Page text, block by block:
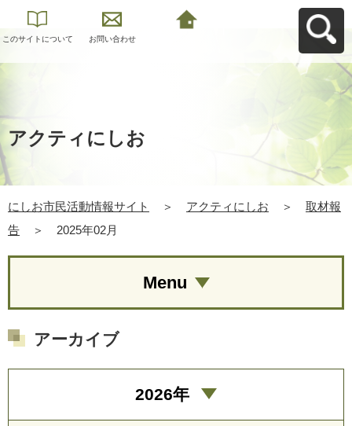
このサイトについて お問い合わせ
アクティにしお
にしお市民活動情報サイト ＞ アクティにしお ＞
取材報
告
＞ 2025年02月
Menu
アーカイブ
2026年